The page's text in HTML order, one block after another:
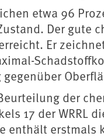
etwa 96
Der gute
Er
der
17 der WRRL
enthält